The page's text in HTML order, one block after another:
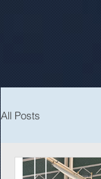
All Posts